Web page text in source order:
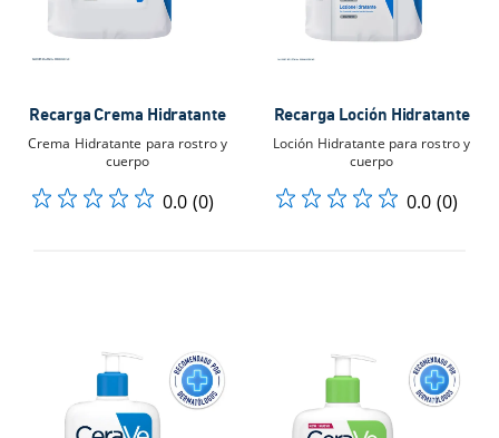
Recarga Crema Hidratante
Crema Hidratante para rostro y
cuerpo
0.0 (0)
Recarga Loción Hidratante
Loción Hidratante para rostro y
cuerpo
0.0 (0)